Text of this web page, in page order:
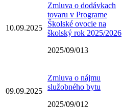
10.09.2025
Zmluva o dodávkach
tovaru v Programe
Školské ovocie na
školský rok 2025/2026
2025/09/013
09.09.2025
Zmluva o nájmu
služobného bytu
2025/09/012